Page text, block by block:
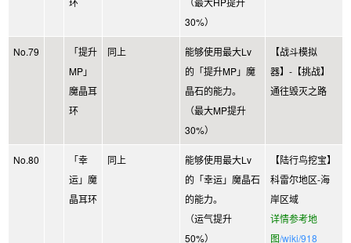
30%）
No.79
「提升
MP」
魔晶耳
环
同上
能够使用最大Lv
的「提升MP」魔
晶石的能力。
（最大MP提升
30%）
【战斗模拟
器】-【挑战】
通往毁灭之路
No.80
「幸
运」魔
晶耳环
同上
能够使用最大Lv
的「幸运」魔晶石
的能力。
（运气提升
50%）
【陆行鸟挖宝】
科雷尔地区-海
岸区域
详情参考地
图/wiki/918